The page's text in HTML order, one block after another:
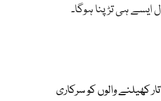
ایسے ہی تڑپنا ہوگا۔
کھیلنے والوں کو سرکاری